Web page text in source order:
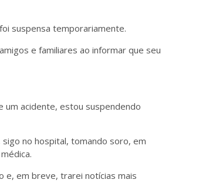
suspensa temporariamente.
e familiares ao informar que seu
um acidente, estou suspendendo
no hospital, tomando soro, em
e, em breve, trarei notícias mais